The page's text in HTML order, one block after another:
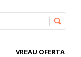
VREAU OFERTA